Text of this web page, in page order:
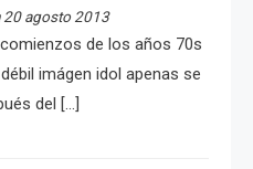
20 agosto 2013
de los años 70s
débil imágen idol apenas se
del […]